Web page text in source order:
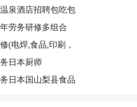
泉酒店招聘包吃包
劳务研修多组合
(电焊,食品,印刷，
日本厨师
日本国山梨县食品